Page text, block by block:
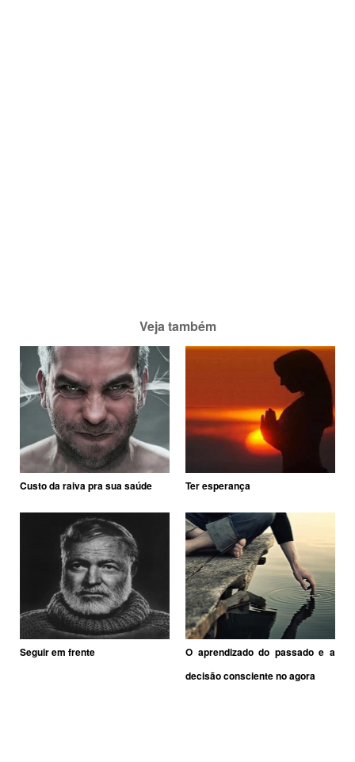
Veja também
Custo da raiva pra sua saúde Ter esperança
Seguir em frente
O aprendizado do passado e a
decisão consciente no agora